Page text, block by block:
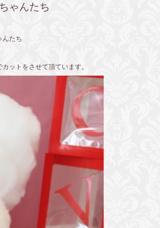
ゃんたち
んたち
ットをさせて頂ています。